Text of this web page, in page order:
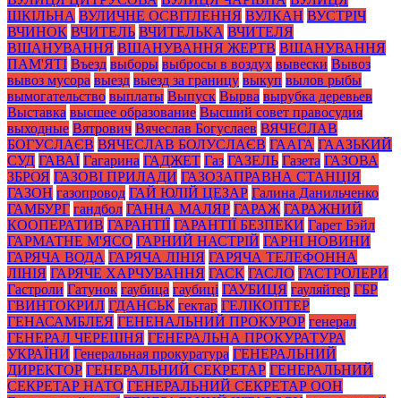
ШКІЛЬНА ВУЛИЧНЕ ОСВІТЛЕННЯ ВУЛКАН ВУСТРІЧ
ВЧИНОК ВЧИТЕЛЬ ВЧИТЕЛЬКА ВЧИТЕЛЯ
ВШАНУВАННЯ ВШАНУВАННЯ ЖЕРТВ ВШАНУВАННЯ
ПАМ'ЯТІ Въезд выборы выбросы в воздух вывески Вывоз
вывоз мусора выезд выезд за границу выкуп вылов рыбы
вымогательство выплаты Выпуск Вырва вырубка деревьев
Выставка высшее образование Высший совет правосудия
выходные Вятрович Вячеслав Богуслаев ВЯЧЕСЛАВ
БОГУСЛАЄВ ВЯЧЕСЛАВ БОЛУСЛАЄВ ГААГА ГААЗЬКИЙ
СУД ГАВАЇ Гагарина ГАДЖЕТ Газ ГАЗЕЛЬ Газета ГАЗОВА
ЗБРОЯ ГАЗОВІ ПРИЛАДИ ГАЗОЗАПРАВНА СТАНЦІЯ
ГАЗОН газопровод ГАЙ ЮЛІЙ ЦЕЗАР Галина Данильченко
ГАМБУРГ гандбол ГАННА МАЛЯР ГАРАЖ ГАРАЖНИЙ
КООПЕРАТИВ ГАРАНТІЇ ГАРАНТІЇ БЕЗПЕКИ Гарет Бэйл
ГАРМАТНЕ М'ЯСО ГАРНИЙ НАСТРІЙ ГАРНІ НОВИНИ
ГАРЯЧА ВОДА ГАРЯЧА ЛІНІЯ ГАРЯЧА ТЕЛЕФОННА
ЛІНІЯ ГАРЯЧЕ ХАРЧУВАННЯ ГАСК ГАСЛО ГАСТРОЛЕРИ
Гастроли Гатунок гаубица гаубиці ГАУБИЦЯ гауляйтер ГБР
ГВИНТОКРИЛ ГДАНСЬК гектар ГЕЛІКОПТЕР
ГЕНАСАМБЛЕЯ ГЕНЕНАЛЬНИЙ ПРОКУРОР генерал
ГЕНЕРАЛ ЧЕРЕШНЯ ГЕНЕРАЛЬНА ПРОКУРАТУРА
УКРАЇНИ Генеральная прокуратура ГЕНЕРАЛЬНИЙ
ДИРЕКТОР ГЕНЕРАЛЬНИЙ СЕКРЕТАР ГЕНЕРАЛЬНИЙ
СЕКРЕТАР НАТО ГЕНЕРАЛЬНИЙ СЕКРЕТАР ООН